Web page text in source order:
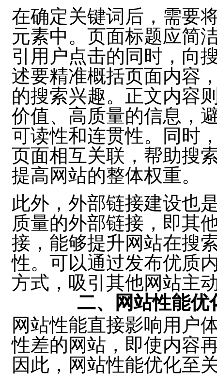
在确定关键词后，需要
元素中。页面标题应简
引用户点击的同时，向
述要精准概括页面内容
的搜索兴趣。正文内容
价值、高质量的信息，
可读性和连贯性。同时
页面相互关联，帮助搜
提高网站的整体权重。
此外，外部链接建设也
质量的外部链接，即其
接，能够提升网站在搜
性。可以通过发布优质
方式，吸引其他网站主
二、网站性能优
网站性能直接影响用户
性差的网站，即使内容
因此，网站性能优化至